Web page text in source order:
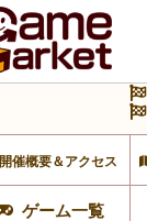
開催概要＆アクセス
ゲーム一覧